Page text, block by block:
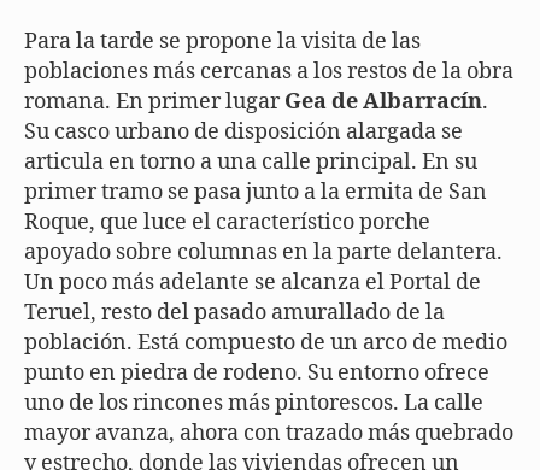
Para la tarde se propone la visita de las
poblaciones más cercanas a los restos de la obra
romana. En primer lugarGea de Albarracín.
Su casco urbano de disposición alargada se
articula en torno a una calle principal. En su
primer tramo se pasa junto a la ermita de San
Roque, que luce el característico porche
apoyado sobre columnas en la parte delantera.
Un poco más adelante se alcanza el Portal de
Teruel, resto del pasado amurallado de la
población. Está compuesto de un arco de medio
punto en piedra de rodeno. Su entorno ofrece
uno de los rincones más pintorescos. La calle
mayor avanza, ahora con trazado más quebrado
y estrecho, donde las viviendas ofrecen un